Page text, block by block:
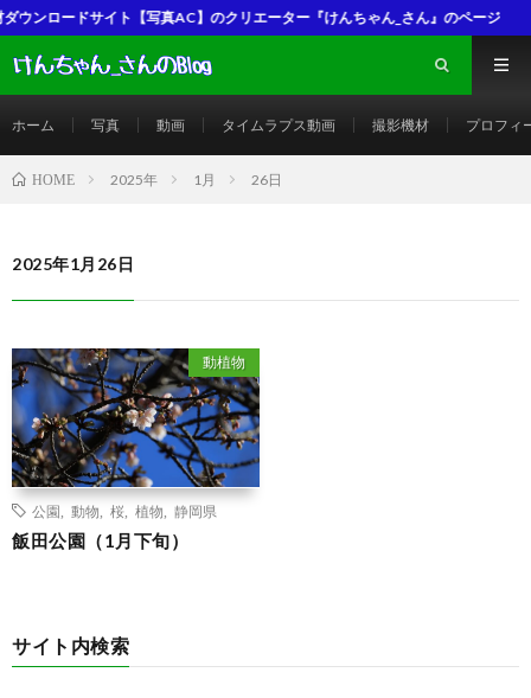
ードサイト【写真AC】のクリエーター『けんちゃん_さん』のページ
ホーム 写真 動画 タイムラプス動画 撮影機材 プロフィ
HOME 2025年 1月 26日
2025年1月26日
動植物
公園 動物 桜 植物 静岡県
飯田公園（1月下旬）
サイト内検索